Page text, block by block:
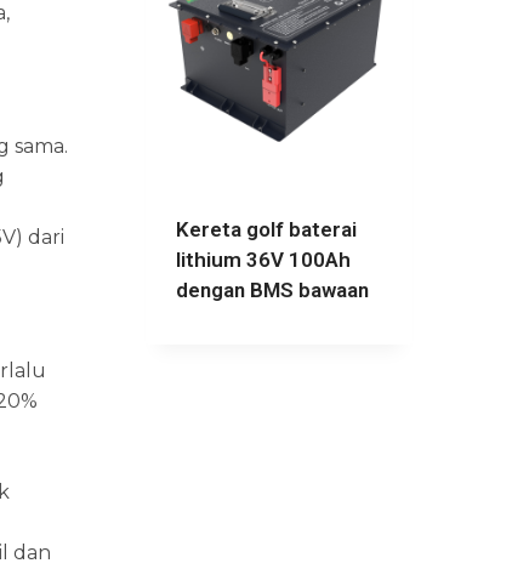
sama.
dari
dan
Kereta golf baterai
lithium 36V 100Ah
dengan BMS bawaan